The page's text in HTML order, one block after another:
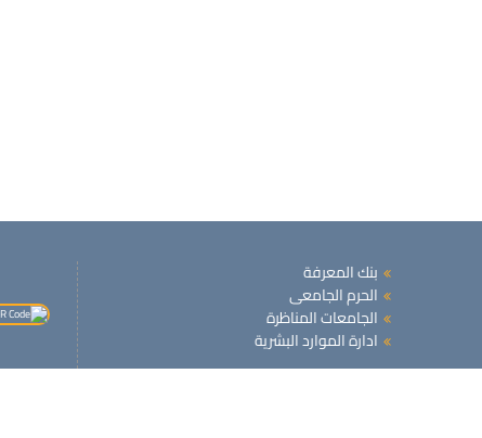
بنك المعرفة
الحرم الجامعى
الجامعات المناظرة
ادارة الموارد البشرية